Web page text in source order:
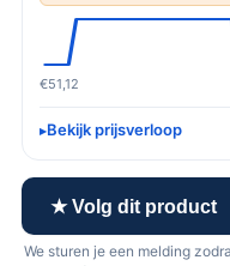
€51,12
Bekijk prijsverloop
★ Volg dit product
We sturen je een melding